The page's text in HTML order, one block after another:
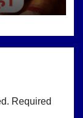
Required